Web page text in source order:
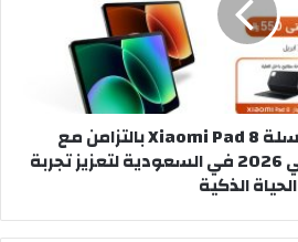
شاومي تطلق سلسلة Xiaomi Pad 8 بالتزامن مع
مهرجان عشاق شاومي 2026 في السعودية لتعزيز تجربة
الحياة الذكية